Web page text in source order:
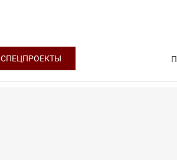
СПЕЦПРОЕКТЫ